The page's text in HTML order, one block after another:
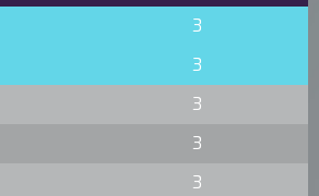
3
3
3
3
3